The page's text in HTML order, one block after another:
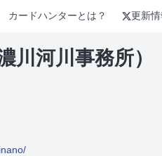
カードハンターとは？ 更新
川河川事務所）